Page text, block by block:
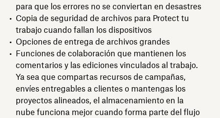
para que los errores no se conviertan en desastres
Copia de seguridad de archivos para Protect tu
trabajo cuando fallan los dispositivos
Opciones de entrega de archivos grandes
Funciones de colaboración que mantienen los
comentarios y las ediciones vinculados al trabajo.
Ya sea que compartas recursos de campañas,
envíes entregables a clientes o mantengas los
proyectos alineados, el almacenamiento en la
nube funciona mejor cuando forma parte del flujo